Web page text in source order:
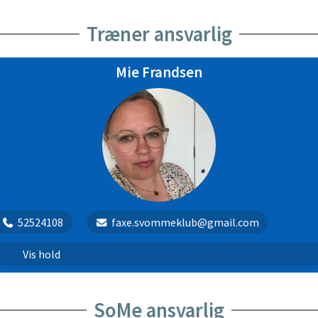
Træner ansvarlig
Mie Frandsen
52524108 faxe.svommeklub@gmail.com
Vis hold
Barn + en voksen | 2
Puslinge | 4
SoMe ansvarlig